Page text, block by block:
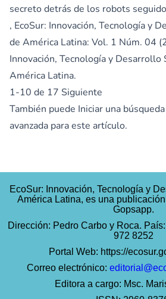
secreto detrás de los robots
, EcoSur: Innovación, Tecnología y
de América Latina: Vol. 1 Núm. 04
Innovación, Tecnología y Desarrollo
América Latina.
1-10 de 17 Siguiente
También puede Iniciar una
avanzada para este artículo.
EcoSur: Innovación, Tecnología y
América Latina, es una
Gopsapp.
Dirección: Pedro Carbo y Roca.
972 8252
Portal Web: https://
Correo electrónico:
Editora a cargo: Msc.